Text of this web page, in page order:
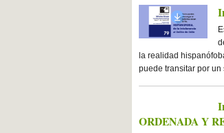
la realidad
puede transitar por
ORDENADA Y